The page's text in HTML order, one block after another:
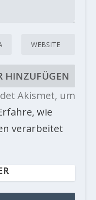
Akismet, um
wie
verarbeitet